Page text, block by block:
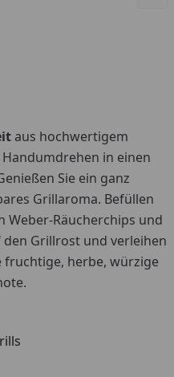
aus hochwertigem
in einen
Sie ein ganz
Grillaroma. Befüllen
Weber-Räucherchips und
den Grillrost und verleihen
fruchtige, herbe, würzige